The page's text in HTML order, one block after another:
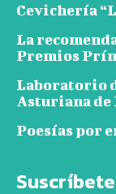
Cevichería
La
Premios
Laboratorio
Asturiana
Poesías por
Suscríbete